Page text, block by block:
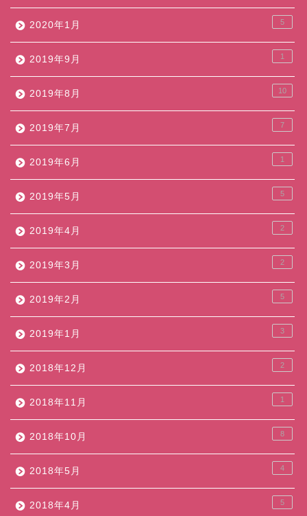
2020年1月 5
2019年9月 1
2019年8月 10
2019年7月 7
2019年6月 1
2019年5月 5
2019年4月 2
2019年3月 2
2019年2月 5
2019年1月 3
2018年12月 2
2018年11月 1
2018年10月 8
2018年5月 4
2018年4月 5